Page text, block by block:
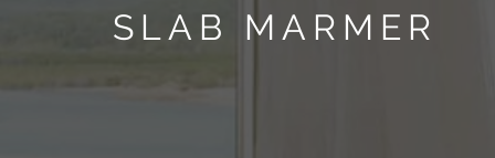
SLAB MARMER